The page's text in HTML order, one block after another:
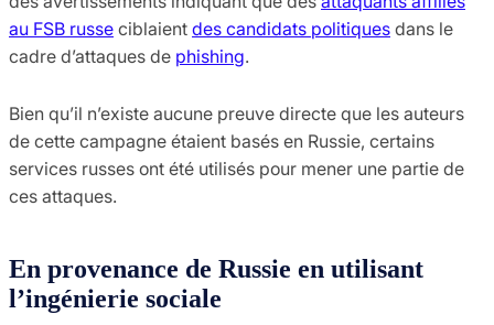
au FSB russe ciblaient des candidats politiques dans le
cadre d’attaques de phishing.
Bien qu’il n’existe aucune preuve directe que les auteurs
de cette campagne étaient basés en Russie, certains
services russes ont été utilisés pour mener une partie de
ces attaques.
En provenance de Russie en utilisant
l’ingénierie sociale